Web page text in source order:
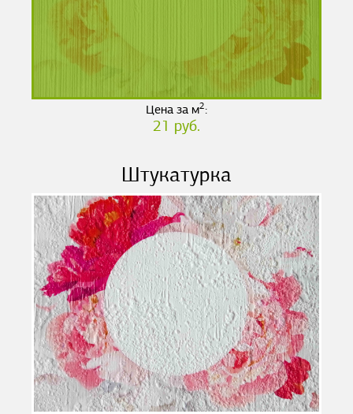
Цена за м2:
21 руб.
Штукатурка